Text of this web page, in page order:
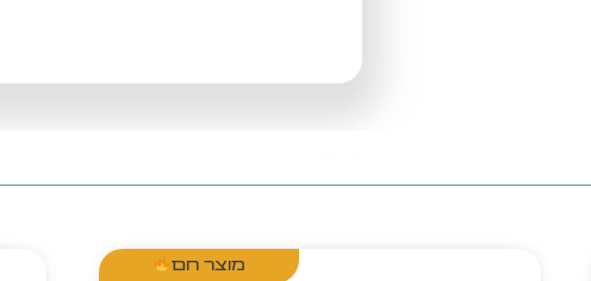
מוצר חם